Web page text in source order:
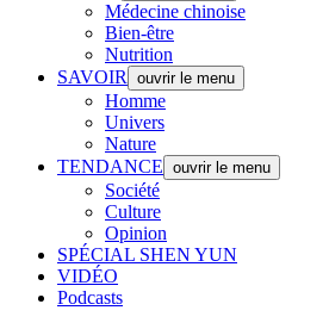
Médecine chinoise
Bien-être
Nutrition
SAVOIR
ouvrir le menu
Homme
Univers
Nature
TENDANCE ouvrir le menu
Société
Culture
Opinion
SPÉCIAL SHEN YUN
VIDÉO
Podcasts